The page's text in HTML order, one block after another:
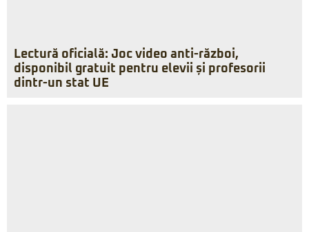
Lectură oficială: Joc video anti-război,
disponibil gratuit pentru elevii și profesorii
dintr-un stat UE